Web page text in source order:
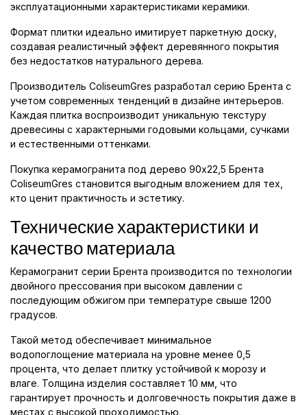
эксплуатационными характеристиками керамики.
Формат плитки идеально имитирует паркетную доску,
создавая реалистичный эффект деревянного покрытия
без недостатков натурального дерева.
Производитель ColiseumGres разработал серию Брента с
учетом современных тенденций в дизайне интерьеров.
Каждая плитка воспроизводит уникальную текстуру
древесины с характерными годовыми кольцами, сучками
и естественными оттенками.
Покупка керамогранита под дерево 90x22,5 Брента
ColiseumGres становится выгодным вложением для тех,
кто ценит практичность и эстетику.
Технические характеристики и
качество материала
Керамогранит серии Брента производится по технологии
двойного прессования при высоком давлении с
последующим обжигом при температуре свыше 1200
градусов.
Такой метод обеспечивает минимальное
водопоглощение материала на уровне менее 0,5
процента, что делает плитку устойчивой к морозу и
влаге. Толщина изделия составляет 10 мм, что
гарантирует прочность и долговечность покрытия даже в
местах с высокой проходимостью.